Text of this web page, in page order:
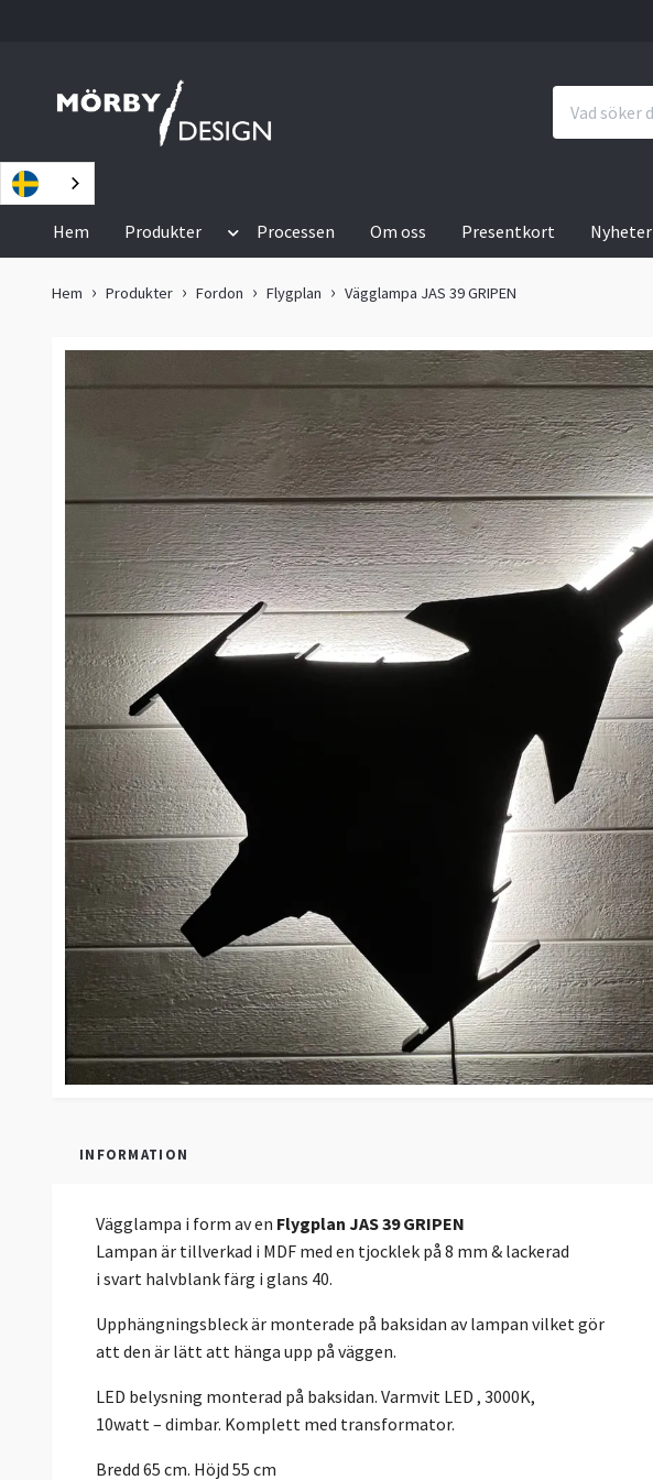
Hem Produkter Processen Om oss Presentkort Nyheter
Hem Produkter Fordon Flygplan Vägglampa JAS 39 GRIPEN
INFORMATION
Vägglampa i form av en Flygplan JAS 39 GRIPEN
Lampan är tillverkad i MDF med en tjocklek på 8 mm & lackerad
i svart halvblank färg i glans 40.
Upphängningsbleck är monterade på baksidan av lampan vilket gör
att den är lätt att hänga upp på väggen.
LED belysning monterad på baksidan. Varmvit LED , 3000K,
10watt – dimbar. Komplett med transformator.
Bredd 65 cm. Höjd 55 cm